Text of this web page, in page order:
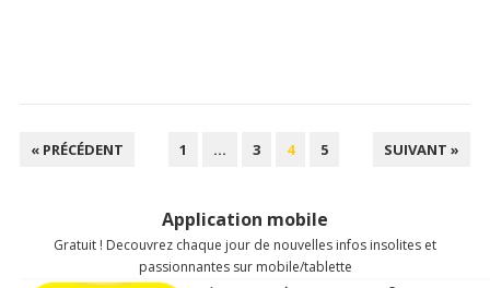
NAVIGATION
« PRÉCÉDENT 1 … 3 4 5 SUIVANT »
Application mobile
Gratuit ! Decouvrez chaque jour de nouvelles infos insolites et
passionnantes sur mobile/tablette